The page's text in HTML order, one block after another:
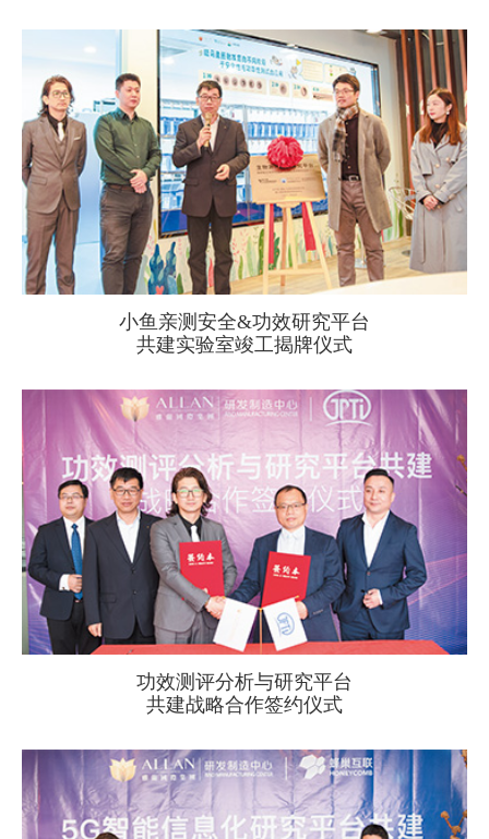
小鱼亲测安全&功效研究平台
共建实验室竣工揭牌仪式
功效测评分析与研究平台
共建战略合作签约仪式